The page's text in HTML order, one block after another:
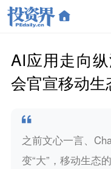
AI应用走向
会官宣移动
之前文心一言、
变“大”，移动生态